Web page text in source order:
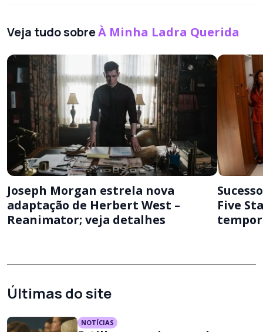
Veja tudo sobreÀ Minha Ladra Querida
Joseph Morgan estrela nova
adaptação de Herbert West –
Reanimator; veja detalhes
Five
Últimas do site
NOTÍCIAS